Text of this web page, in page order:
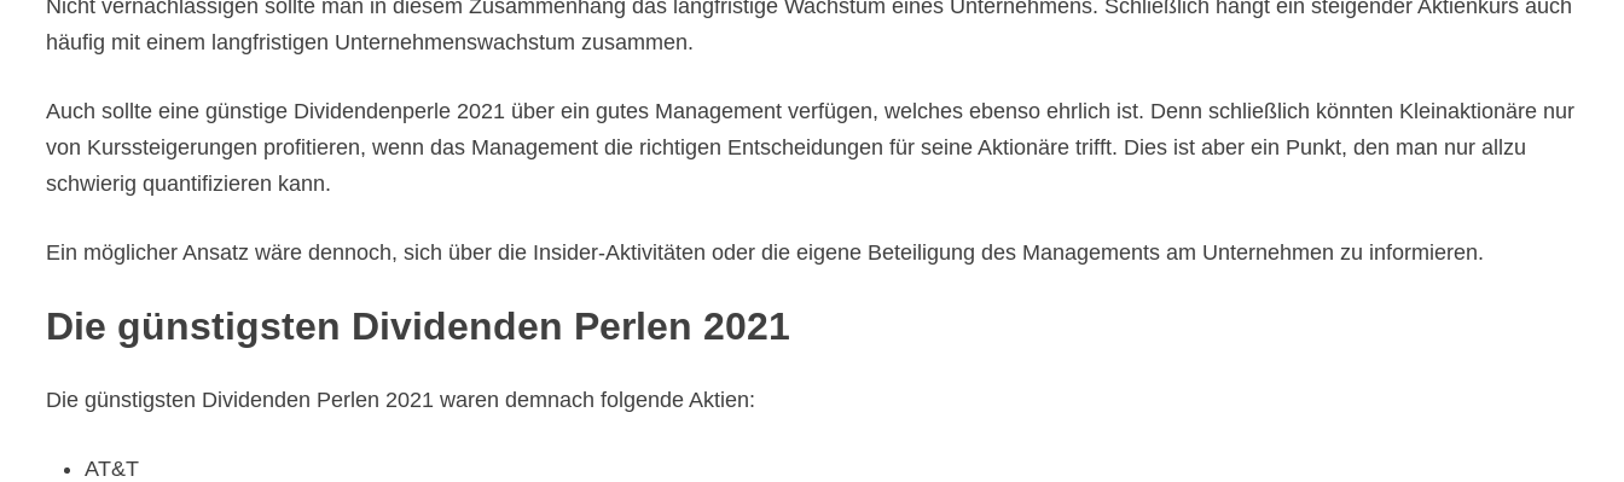
Nicht vernachlässigen sollte man in diesem Zusammenhang das langfristige Wachstum eines Unternehmens. Schließlich hängt ein steigender Aktienkurs auch
häufig mit einem langfristigen Unternehmenswachstum zusammen.
Auch sollte eine günstige Dividendenperle 2021 über ein gutes Management verfügen, welches ebenso ehrlich ist. Denn schließlich könnten Kleinaktionäre nur
von Kurssteigerungen profitieren, wenn das Management die richtigen Entscheidungen für seine Aktionäre trifft. Dies ist aber ein Punkt, den man nur allzu
schwierig quantifizieren kann.
Ein möglicher Ansatz wäre dennoch, sich über die Insider-Aktivitäten oder die eigene Beteiligung des Managements am Unternehmen zu informieren.
Die günstigsten Dividenden Perlen 2021
Die günstigsten Dividenden Perlen 2021waren demnach folgende Aktien:
AT&T